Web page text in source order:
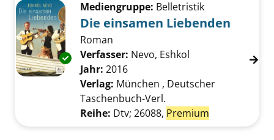
Exemplar-Details von Die einsamen
Mediengruppe: Belletristik
Die einsamen Liebenden
Roman
Verfasser: Nevo, Eshkol Suche nach
Jahr: 2016
Verlag: München , Deutscher
Taschenbuch-Verl.
Reihe: Dtv; 26088, Premium